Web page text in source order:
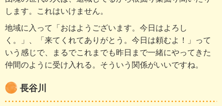
します。これはいけません。
地域に入って「おはようございます。今日はよろし
く。」、「来てくれてありがとう。今日は頼むよ！」って
いう感じで、まるでこれまでも昨日まで一緒にやってきた
仲間のように受け入れる。そういう関係がいいですね。
長谷川